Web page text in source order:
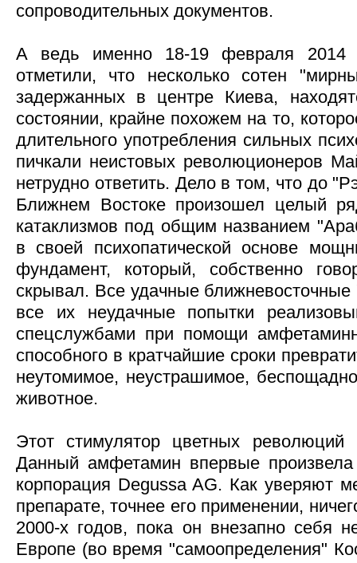
сопроводительных документов.
А ведь именно 18-19 февраля 2014
отметили, что несколько сотен
задержанных в центре Киева,
состоянии, крайне похожем на то,
длительного употребления сильных
пичкали неистовых революционеров
нетрудно ответить. Дело в том, что до
Ближнем Востоке произошел целый
катаклизмов под общим названием
в своей психопатической основе
фундамент, который, собственно
скрывал. Все удачные
все их неудачные попытки
спецслужбами при помощи
способного в кратчайшие сроки
неутомимое, неустрашимое,
животное.
Этот стимулятор цветных революций
Данный амфетамин впервые
корпорация Degussa AG. Как уверяют
препарате, точнее его применении,
2000-х годов, пока он внезапно себя
Европе (во время "самоопределения"